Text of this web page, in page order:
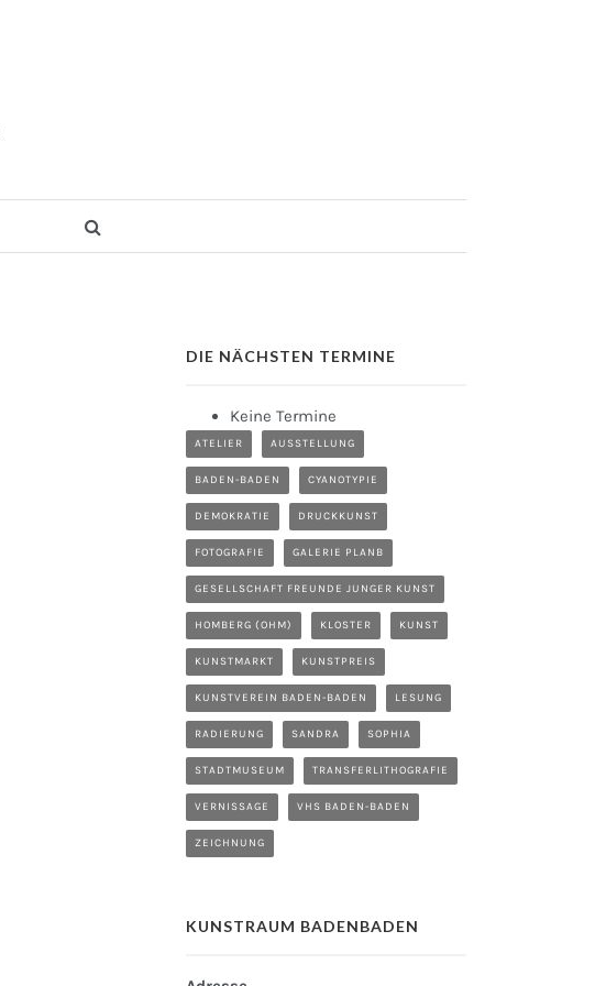
DIE NÄCHSTEN TERMINE
Keine Termine
ATELIER AUSSTELLUNG
BADEN-BADEN CYANOTYPIE
DEMOKRATIE DRUCKKUNST
FOTOGRAFIE GALERIE PLANB
GESELLSCHAFT FREUNDE JUNGER KUNST
HOMBERG (OHM) KLOSTER KUNST
KUNSTMARKT KUNSTPREIS
KUNSTVEREIN BADEN-BADEN LESUNG
RADIERUNG SANDRA SOPHIA
STADTMUSEUM TRANSFERLITHOGRAFIE
VERNISSAGE VHS BADEN-BADEN
ZEICHNUNG
KUNSTRAUM BADENBADEN